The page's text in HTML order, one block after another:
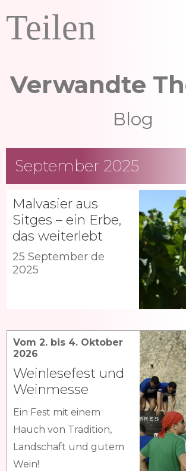
Teilen
Verwandte
Blog
September 2025
Malvasier aus
Sitges – ein Erbe,
das weiterlebt
25 September de
2025
Vom 2. bis 4. Oktober
2026
Weinlesefest und
Weinmesse
Ein Fest mit einem
Hauch von Tradition,
Landschaft und gutem
Wein!